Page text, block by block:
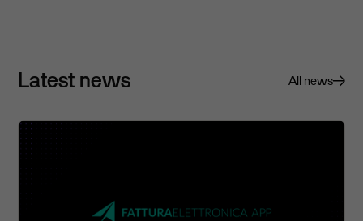
Latest news All news